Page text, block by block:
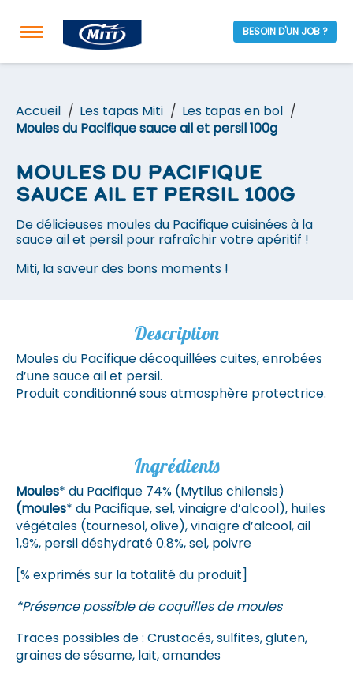
BESOIN D'UN JOB ?
Accueil Les tapas Miti
Les tapas en bol
Moules du Pacifique sauce ail et persil 100g
Moules du Pacifique
sauce ail et persil 100g
De délicieuses moules du Pacifique cuisinées à la
sauce ail et persil pour rafraîchir votre apéritif !
Miti, la saveur des bons moments !
Description
Moules du Pacifique décoquillées cuites, enrobées
d’une sauce ail et persil.
Produit conditionné sous atmosphère protectrice.
Ingrédients
Moules* du Pacifique 74% (Mytilus chilensis)
(moules* du Pacifique, sel, vinaigre d’alcool), huiles
végétales (tournesol, olive), vinaigre d’alcool, ail
1,9%, persil déshydraté 0.8%, sel, poivre
[% exprimés sur la totalité du produit]
*Présence possible de coquilles de moules
Traces possibles de : Crustacés, sulfites, gluten,
graines de sésame, lait, amandes